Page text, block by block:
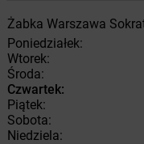
Żabka Warszawa
Poniedziałek:
Wtorek:
Środa:
Czwartek:
Piątek:
Sobota:
Niedziela: